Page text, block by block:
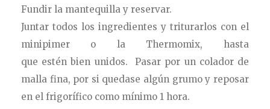
Fundir la mantequilla y reservar.
Juntar todos los ingredientes y triturarlos con el
minipimer o la Thermomix, hasta
que estén bien unidos. Pasar por un colador de
malla fina, por si quedase algún grumo y reposar
en el frigorífico como mínimo 1 hora.